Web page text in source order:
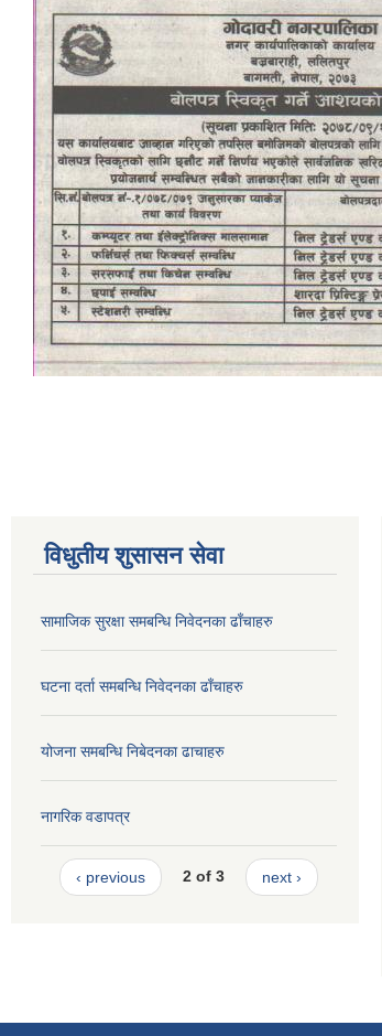
विधुतीय शुसासन सेवा
सामाजिक सुरक्षा समबन्धि निवेदनका ढाँचाहरु
घटना दर्ता समबन्धि निवेदनका ढाँचाहरु
योजना समबन्धि निबेदनका ढाचाहरु
नागरिक वडापत्र
‹ previous 2 of 3 next ›